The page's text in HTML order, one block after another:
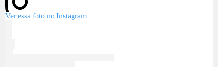
Ver essa foto no Instagram